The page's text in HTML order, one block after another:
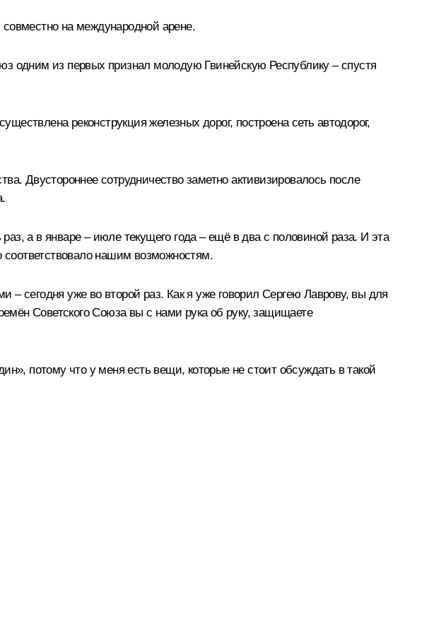
на международной арене.
одним из первых признал молодую Гвинейскую Республику – спустя
реконструкция железных дорог, построена сеть автодорог,
Двустороннее сотрудничество заметно активизировалось после
а в январе – июле текущего года – ещё в два с половиной раза. И эта
нашим возможностям.
– сегодня уже во второй раз. Как я уже говорил Сергею Лаврову, вы для
Советского Союза вы с нами рука об руку, защищаете
потому что у меня есть вещи, которые не стоит обсуждать в такой